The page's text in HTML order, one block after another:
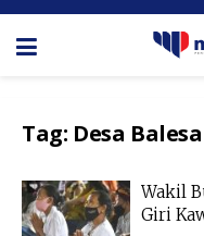
Tag: Desa
Wakil
Giri